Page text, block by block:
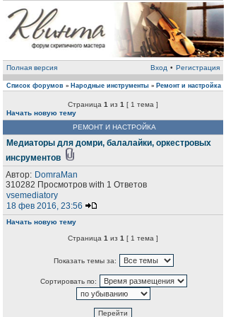
Полная версия Вход • Регистрация
Список форумов » Народные инструменты » Ремонт и настройка
Страница 1 из 1 [ 1 тема ]
Начать новую тему
РЕМОНТ И НАСТРОЙКА
Медиаторы для домри, балалайки, оркестровых
инсрументов
Автор: DomraMan
310282 Просмотров with 1 Ответов
vsemediatory
18 фев 2016, 23:56
Начать новую тему
Страница 1 из 1 [ 1 тема ]
Показать темы за:
Сортировать по: